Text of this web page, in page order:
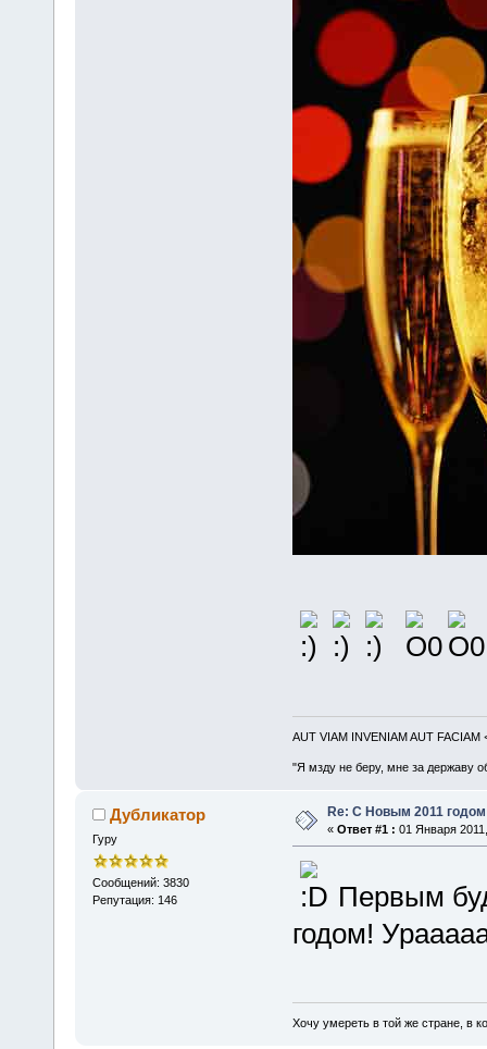
AUT VIAM INVENIAM AUT FACIAM
"Я мзду не беру, мне за державу
Дубликатор
Гуру
Сообщений: 3830
Репутация: 146
Re: С Новым 2011
« Ответ #1 : 01 Января
Первым
годом!
Хочу умереть в той же стране, в